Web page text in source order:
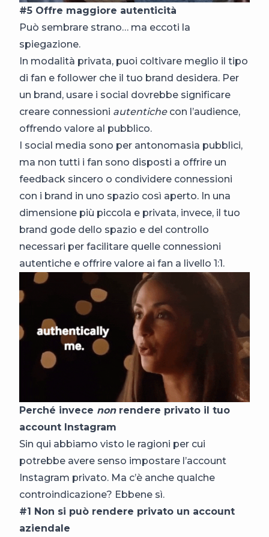
#5 Offre maggiore autenticità
Può sembrare strano… ma eccoti la
spiegazione.
In modalità privata, puoi coltivare meglio il tipo
di fan e follower che il tuo brand desidera. Per
un brand, usare i social dovrebbe significare
creare connessioni autentichecon l’audience,
offrendo valore al pubblico.
I social media sono per antonomasia pubblici,
ma non tutti i fan sono disposti a offrire un
feedback sincero o condividere connessioni
con i brand in uno spazio così aperto. In una
dimensione più piccola e privata, invece, il tuo
brand gode dello spazio e del controllo
necessari per facilitare quelle connessioni
autentiche e offrire valore ai fan a livello 1:1.
Perché invece nonrendere privato il tuo
account Instagram
Sin qui abbiamo visto le ragioni per cui
potrebbe avere senso impostare l’account
Instagram privato. Ma c’è anche qualche
controindicazione? Ebbene sì.
#1 Non si può rendere privato un account
aziendale